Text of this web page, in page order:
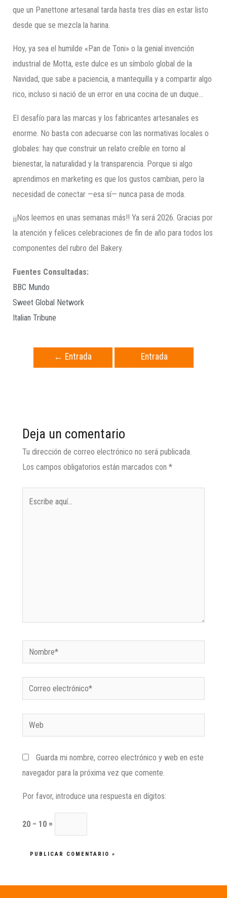
que un Panettone artesanal tarda hasta tres días en estar listo
desde que se mezcla la harina.
Hoy, ya sea el humilde «Pan de Toni» o la genial invención
industrial de Motta, este dulce es un símbolo global de la
Navidad, que sabe a paciencia, a mantequilla y a compartir algo
rico, incluso si nació de un error en una cocina de un duque…
El desafío para las marcas y los fabricantes artesanales es
enorme. No basta con adecuarse con las normativas locales o
globales: hay que construir un relato creíble en torno al
bienestar, la naturalidad y la transparencia. Porque si algo
aprendimos en marketing es que los gustos cambian, pero la
necesidad de conectar —esa sí— nunca pasa de moda.
¡¡Nos leemos en unas semanas más!! Ya será 2026. Gracias por
la atención y felices celebraciones de fin de año para todos los
componentes del rubro del Bakery.
Fuentes Consultadas:
BBC Mundo
Sweet Global Network
Italian Tribune
← Entrada
Entrada
Deja un comentario
Tu dirección de correo electrónico no será publicada.
Los campos obligatorios están marcados con *
Guarda mi nombre, correo electrónico y web en este
navegador para la próxima vez que comente.
Por favor, introduce una respuesta en dígitos:
20 − 10 =